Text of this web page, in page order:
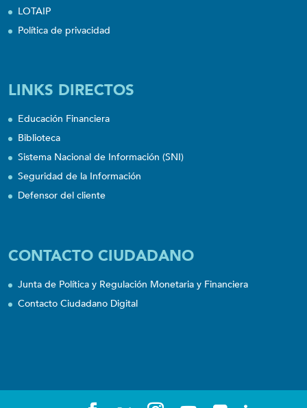
LOTAIP
Política de privacidad
LINKS DIRECTOS
Educación Financiera
Biblioteca
Sistema Nacional de Información (SNI)
Seguridad de la Información
Defensor del cliente
CONTACTO CIUDADANO
Junta de Política y Regulación Monetaria y Financiera
Contacto Ciudadano Digital